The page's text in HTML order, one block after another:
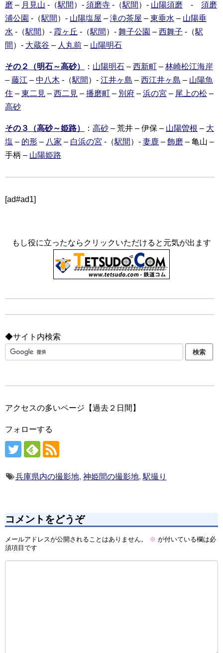
磨 – 月見山 -（駅間 ）- 須磨寺 -（駅間 ）- 山陽須磨 - 須磨
浦公園 -（駅間 ）- 山陽塩屋 – 滝の茶屋 – 東垂水 – 山陽垂
水 -（駅間 ）- 霞ヶ丘 -（駅間 ）- 舞子公園 – 西舞子 -（駅
間 ）- 大蔵谷 – 人丸前 – 山陽明石
その２（明石～高砂） ： 山陽明石 – 西新町 – 林崎松江海岸
– 藤江 – 中八木 -（駅間 ）- 江井ヶ島 – 西江井ヶ島 – 山陽魚
住 – 東二見 – 西二見 – 播磨町 – 別府 – 浜の宮 – 尾上の松 –
高砂
その３（高砂～姫路） ： 高砂 – 荒井 – 伊保 – 山陽曽根 – 大
塩 – 的形 – 八家 – 白浜の宮 -（駅間 ）- 妻鹿 – 飾磨 – 亀山 –
手柄 – 山陽姫路
[ad#ad1]
もし役に立ったならクリックいただけると元気が出ます
◆サイト内検索
アクセスの多いページ【過去２日間】
フォローする
兵庫県内の撮影地, 神姫間の撮影地, 駅撮り
コメントをどうぞ
メールアドレスが公開されることはありません。 ※ が付いている欄は必
須項目です